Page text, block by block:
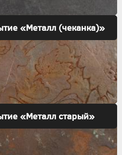
«Металл (чеканка)»
«Металл старый»